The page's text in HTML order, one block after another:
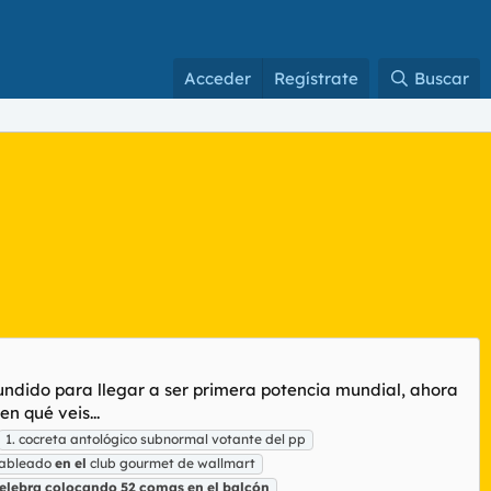
Acceder Regístrate Buscar
para llegar a ser primera potencia mundial, ahora
qué veis...
1. cocreta antológico subnormal votante del pp
en el club gourmet de wallmart
colocando 52 comas en el balcón